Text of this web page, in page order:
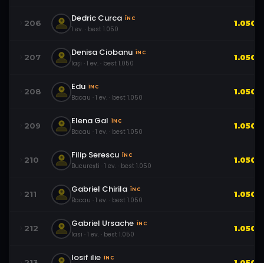
206 Dedric Curca ÎNC
1 ev. · best 1.050
1.050
207 Denisa Ciobanu ÎNC
Iași · 1 ev. · best 1.050
1.050
208 Edu ÎNC
Bacau · 1 ev. · best 1.050
1.050
209 Elena Gal ÎNC
Bacau · 1 ev. · best 1.050
1.050
210 Filip Serescu ÎNC
București · 1 ev. · best 1.050
1.050
211 Gabriel Chirila ÎNC
Bacau · 1 ev. · best 1.050
1.050
212 Gabriel Ursache ÎNC
Iasi · 1 ev. · best 1.050
1.050
Iosif ilie ÎNC